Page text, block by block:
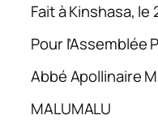
Fait à Kinshasa, le
Pour l’Assemblée
Abbé Apollinaire
MALUMALU